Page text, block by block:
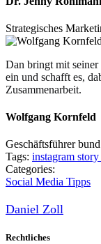
Strategisches
Dan bringt mit
ein und schafft es,
Zusammenarbeit.
Wolfgang Kornfeld
Geschäftsführer
Tags: instagram
Categories:
Social Media Tipps
Daniel Zoll
Rechtliches